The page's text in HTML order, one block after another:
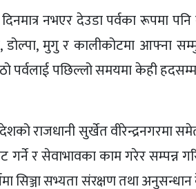
नभएर देउडा पर्वका रूपमा
डोल्पा, मुगु र कालीकोटमा आफ्ना
पर्वलाई पछिल्लो समयमा केही
राजधानी सुर्खेत वीरेन्द्रनगरमा
र सेवाभावका काम गरेर सम्पन्न
सभ्यता संरक्षण तथा अनुसन्धान